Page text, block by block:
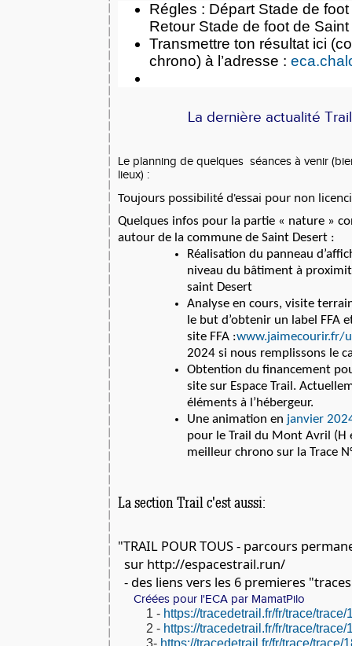
Régles : Départ Stade de
Retour Stade de foot de
Transmettre ton résultat ici
chrono) à l’adresse :
La dernière actualité
Le planning de quelques séances à venir
lieux) :
Toujours possibilité d'essai pour non
Quelques infos pour la partie « nature »
autour de la commune de Saint Desert :
Réalisation du panneau
niveau du bâtiment à
saint Desert
Analyse en cours, visite
le but d’obtenir un label FFA
site FFA :www.jaimecourir.fr/
2024 si nous remplissons le
Obtention du financement
site sur Espace Trail.
éléments à l’hébergeur.
Une animation en janvier
pour le Trail du Mont Avril (H
meilleur chrono sur la Trace
La section Trail c'est aussi:
"TRAIL POUR TOUS - parcours
sur http://espacestrail.run/
- des liens vers les 6 premieres
Créées pour l'ECA par MamatPilo
1 - https://tracedetrail.fr/fr/trace/trace/
2 - https://tracedetrail.fr/fr/trace/trace/
3- https://tracedetrail.fr/fr/trace/trace/